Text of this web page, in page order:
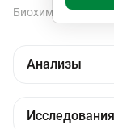
Биохимическое